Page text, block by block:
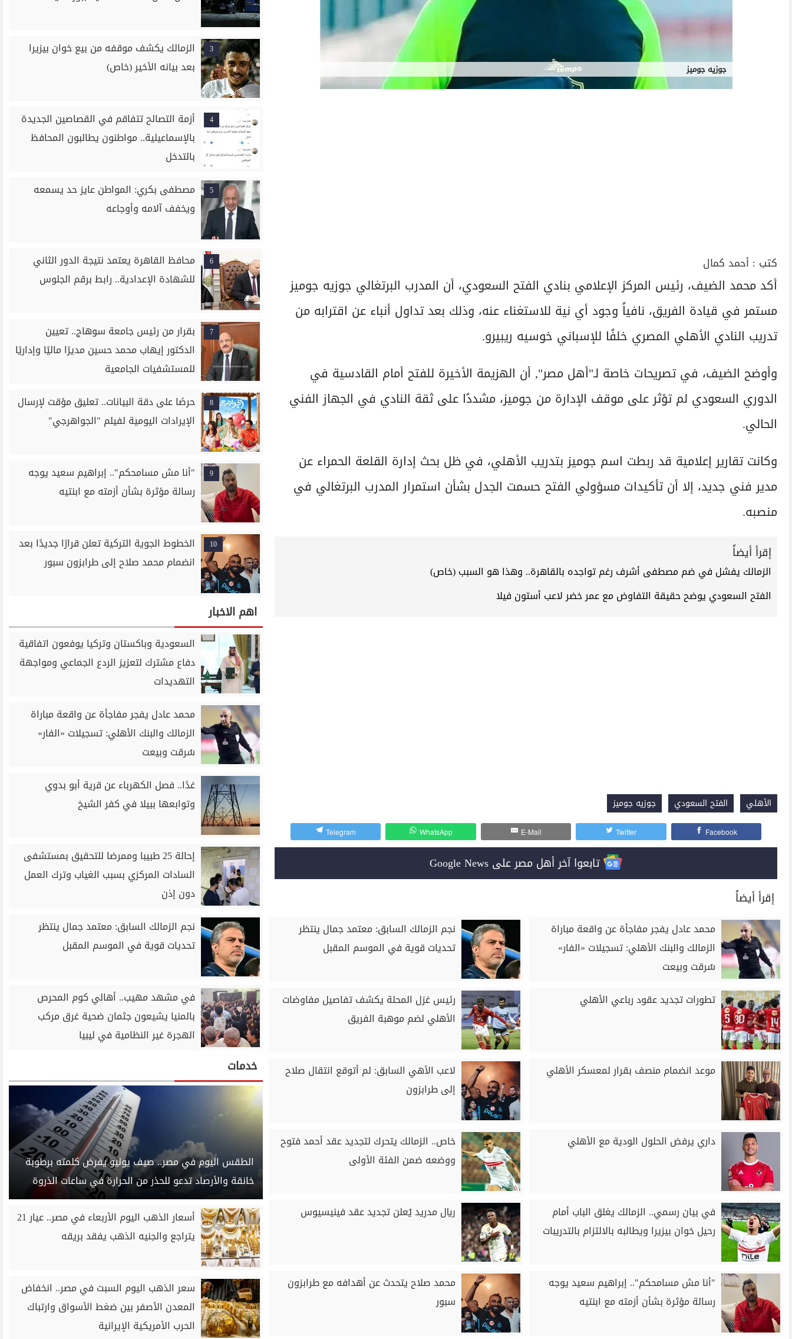
جوزيه جوميز
كتب : أحمد كمال
أكد محمد الضيف، رئيس المركز الإعلامي بنادي الفتح السعودي، أن المدرب البرتغالي جوزيه جوميز
مستمر في قيادة الفريق، نافياً وجود أي نية للاستغناء عنه، وذلك بعد تداول أنباء عن اقترابه من
تدريب النادي الأهلي المصري خلفًا للإسباني خوسيه ريبيرو.
وأوضح الضيف، في تصريحات خاصة لـ"أهل مصر", أن الهزيمة الأخيرة للفتح أمام القادسية في
الدوري السعودي لم تؤثر على موقف الإدارة من جوميز، مشددًا على ثقة النادي في الجهاز الفني
الحالي.
وكانت تقارير إعلامية قد ربطت اسم جوميز بتدريب الأهلي، في ظل بحث إدارة القلعة الحمراء عن
مدير فني جديد، إلا أن تأكيدات مسؤولي الفتح حسمت الجدل بشأن استمرار المدرب البرتغالي في
منصبه.
إقرأ أيضاً
الزمالك يفشل في ضم مصطفى أشرف رغم تواجده بالقاهرة.. وهذا هو السبب (خاص)
الفتح السعودي يوضح حقيقة التفاوض مع عمر خضر لاعب أستون فيلا
الأهلي الفتح السعودي جوزيه جوميز
Facebook
Twitter
E-Mail
WhatsApp
Telegram
تابعوا آخر أهل مصر على Google News
إقرأ أيضاً
محمد عادل يفجر مفاجأة عن واقعة مباراة
الزمالك والبنك الأهلي: تسجيلات «الفار»
سُرقت وبيعت
نجم الزمالك السابق: معتمد جمال ينتظر
تحديات قوية في الموسم المقبل
تطورات تجديد عقود رباعي الأهلي
رئيس غزل المحلة يكشف تفاصيل مفاوضات
الأهلي لضم موهبة الفريق
موعد انضمام منصف بقرار لمعسكر الأهلي
لاعب الأهي السابق: لم أتوقع انتقال صلاح
إلى طرابزون
داري يرفض الحلول الودية مع الأهلي
خاص.. الزمالك يتحرك لتجديد عقد أحمد فتوح
ووضعه ضمن الفئة الأولى
في بيان رسمي.. الزمالك يغلق الباب أمام
رحيل خوان بيزيرا ويطالبه بالالتزام بالتدريبات
ريال مدريد يُعلن تجديد عقد فينيسيوس
"أنا مش مسامحكم".. إبراهيم سعيد يوجه
رسالة مؤثرة بشأن أزمته مع ابنتيه
محمد صلاح يتحدث عن أهدافه مع طرابزون
سبور
3
الزمالك يكشف موقفه من بيع خوان بيزيرا
بعد بيانه الأخير (خاص)
4
أزمة التصالح تتفاقم في القصاصين الجديدة
بالإسماعيلية.. مواطنون يطالبون المحافظ
بالتدخل
5
مصطفى بكري: المواطن عايز حد يسمعه
ويخفف آلامه وأوجاعه
6
محافظ القاهرة يعتمد نتيجة الدور الثاني
للشهادة الإعدادية.. رابط برقم الجلوس
7
بقرار من رئيس جامعة سوهاج.. تعيين
الدكتور إيهاب محمد حسين مديرًا ماليًا وإداريًا
للمستشفيات الجامعية
8
حرصًا على دقة البيانات.. تعليق مؤقت لإرسال
الإيرادات اليومية لفيلم "الجواهرجي"
9
"أنا مش مسامحكم".. إبراهيم سعيد يوجه
رسالة مؤثرة بشأن أزمته مع ابنتيه
10
الخطوط الجوية التركية تعلن قرارًا جديدًا بعد
انضمام محمد صلاح إلى طرابزون سبور
اهم الاخبار
السعودية وباكستان وتركيا يوفعون اتفاقية
دفاع مشترك لتعزيز الردع الجماعي ومواجهة
التهديدات
محمد عادل يفجر مفاجأة عن واقعة مباراة
الزمالك والبنك الأهلي: تسجيلات «الفار»
سُرقت وبيعت
غدًا.. فصل الكهرباء عن قرية أبو بدوي
وتوابعها ببيلا في كفر الشيخ
إحالة 25 طبيبا وممرضا للتحقيق بمستشفى
السادات المركزي بسبب الغياب وترك العمل
دون إذن
نجم الزمالك السابق: معتمد جمال ينتظر
تحديات قوية في الموسم المقبل
في مشهد مهيب.. أهالي كوم المحرص
بالمنيا يشيعون جثمان ضحية غرق مركب
الهجرة غير النظامية في ليبيا
خدمات
الطقس اليوم في مصر.. صيف يوليو يفرض كلمته برطوبة
خانقة والأرصاد تدعو للحذر من الحرارة في ساعات الذروة
أسعار الذهب اليوم الأربعاء في مصر.. عيار 21
يتراجع والجنيه الذهب يفقد بريقه
سعر الذهب اليوم السبت في مصر.. انخفاض
المعدن الأصفر بين ضغط الأسواق وارتباك
الحرب الأمريكية الإيرانية